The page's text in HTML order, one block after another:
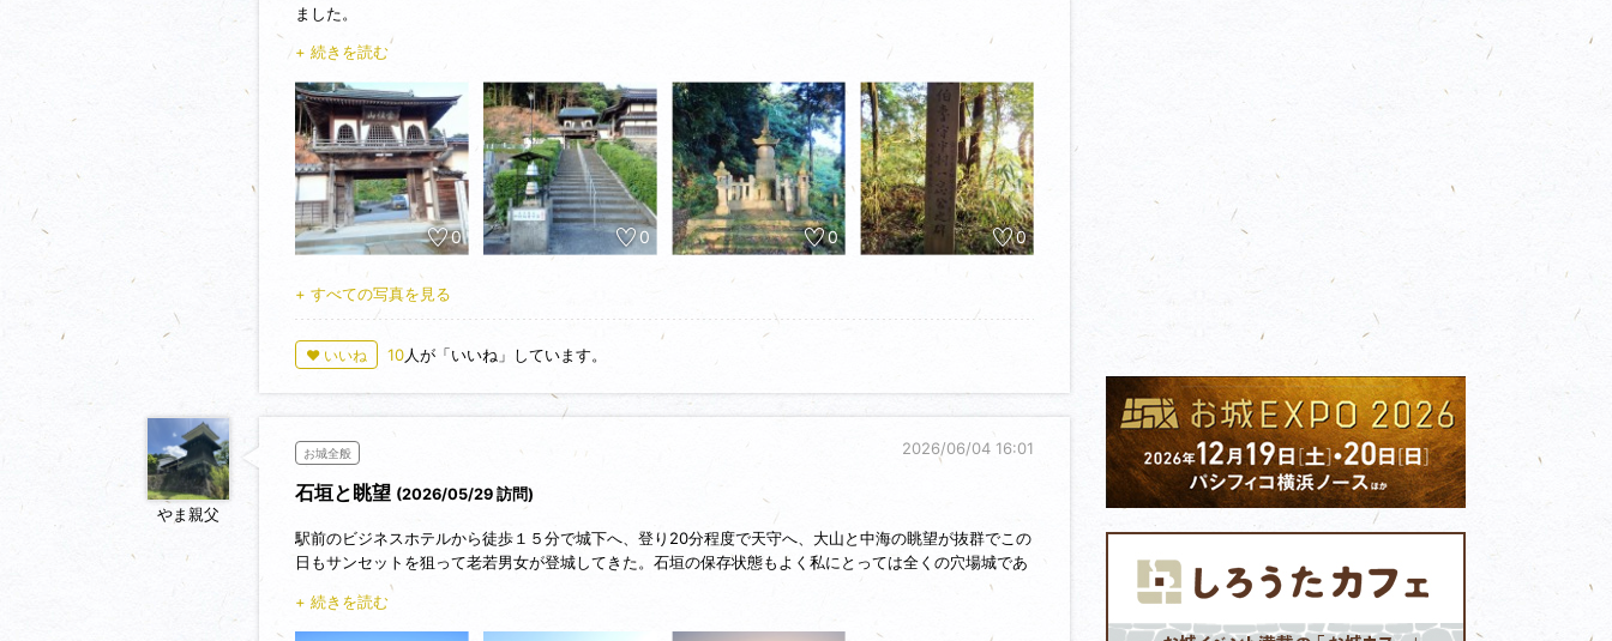
ました。
飯山城(城びと未登録 鳥取県米子市)から徒歩１０分くらいで、感応寺入口(３５．４２２９６９、１３
３．３２８５０９)に着きました。
浜田城は今回2回目の攻城です。1回目は2019年11月07日に来ました。
前回、湊山に登り立派な石垣と眺望を楽しみました。
今回は感応寺にある米子城移築門と感応寺南側の愛宕山にある伯耆米子長尾家墓所と伯耆米子藩主中村一
忠公の墓のお参りに来ました。
感応寺は鳥取県米子市砥園町に境内を構えている日蓮宗の寺院です。感応寺の創建は1600年(慶長5年)中
村一忠が日長上人を招いて開いたのが始まりと伝えられています。
日長上人は日向上人を開祖、日朝上人を2世、自らを3世として寺観を整え中村一忠の菩提寺として庇護さ
れました。
1609年(慶長14年)に一忠が20歳の若さで死去すると垂井勧解由、服部若狭の2人が殉死し3人が境内に葬
られました。
江戸時代に入ると徳川家康の側室である養珠院(お万の方)が日蓮宗(本山：身延山久遠寺・山梨県身延町)
に帰依したことで、徳川頼宣(初代紀州藩主：養珠院の長男・家康の10男)が紀州藩にも感応寺を創建した
為、静岡、和歌山と共に日本法華三感応寺に数えられました。
感応寺山門は1863年(文久3年)の火災で類焼しなかった唯一の建物で一間一戸、入母屋、銅板葺、四脚楼
門、上層部は真壁造り白漆喰仕上げ、花頭窓付、江戸時代末期に米子城の古材を再利用して建てられたと
感応寺境内には一忠の五輪塔が建立され、一忠と殉死した２人の家臣の木像が御影堂に安置していました
が、御影堂は1903年(明治42年)に朽ちた為、現在は本堂で祀られ、「中村一忠墓地(附：中村一忠主従木
像三体)」として米子市指定史跡に指定されているそうです。
攻城時間は１５分くらいでした。ホテルに戻る前に米子駅周辺の散策をしました。
+ 続きを読む
0 0 0 0
+ すべての写真を見る
♥ いいね 10人が「いいね」しています。
やま親父
2026/06/04 16:01
お城全般
石垣と眺望 (2026/05/29 訪問)
駅前のビジネスホテルから徒歩１５分で城下へ、登り20分程度で天守へ、大山と中海の眺望が抜群でこの
日もサンセットを狙って老若男女が登城してきた。石垣の保存状態もよく私にとっては全くの穴場城であ
+ 続きを読む